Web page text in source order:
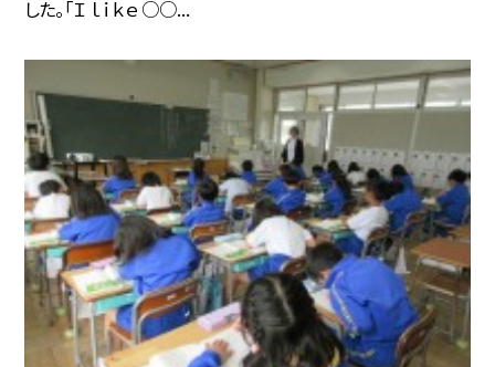
した。「Ｉ ｌｉｋｅ ○○...